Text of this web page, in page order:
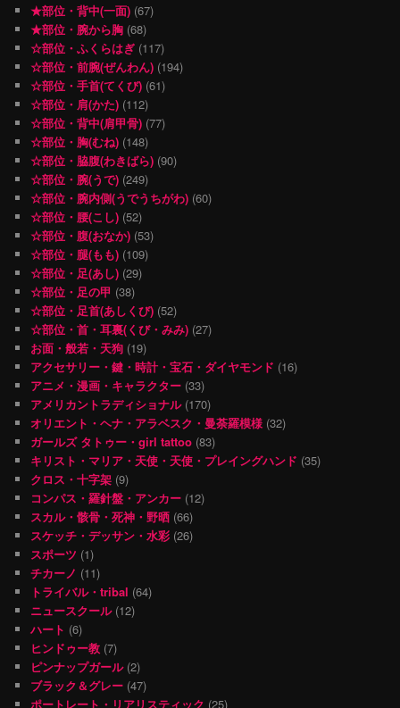
★部位・背中(一面) (67)
★部位・腕から胸 (68)
☆部位・ふくらはぎ (117)
☆部位・前腕(ぜんわん) (194)
☆部位・手首(てくび) (61)
☆部位・肩(かた) (112)
☆部位・背中(肩甲骨) (77)
☆部位・胸(むね) (148)
☆部位・脇腹(わきばら) (90)
☆部位・腕(うで) (249)
☆部位・腕内側(うでうちがわ) (60)
☆部位・腰(こし) (52)
☆部位・腹(おなか) (53)
☆部位・腿(もも) (109)
☆部位・足(あし) (29)
☆部位・足の甲 (38)
☆部位・足首(あしくび) (52)
☆部位・首・耳裏(くび・みみ) (27)
お面・般若・天狗 (19)
アクセサリー・鍵・時計・宝石・ダイヤモンド (16)
アニメ・漫画・キャラクター (33)
アメリカントラディショナル(170)
オリエント・ヘナ・アラベスク・曼荼羅模様 (32)
ガールズ タトゥー・girl tattoo (83)
キリスト・マリア・天使・天使・プレイングハンド (35)
クロス・十字架 (9)
コンパス・羅針盤・アンカー (12)
スカル・骸骨・死神・野晒 (66)
スケッチ・デッサン・水彩 (26)
スポーツ (1)
チカーノ (11)
トライバル・tribal (64)
ニュースクール(12)
ハート (6)
ヒンドゥー教 (7)
ピンナップガール(2)
ブラック＆グレー (47)
ポートレート・リアリスティック (25)